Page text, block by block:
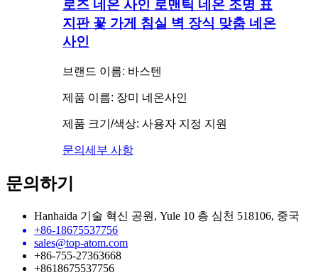
로즈 네온 사인 로맨틱 네온 조명 표
지판 꽃 가게 침실 벽 장식 맞춤 네온
사인
브랜드 이름: 바스텐
제품 이름: 장미 네온사인
제품 크기/색상: 사용자 지정 지원
문의 세부 사항
문의하기
Hanhaida 기술 혁신 공원, Yule 10 층 심천 518106, 중국
+86-18675537756
sales@top-atom.com
+86-755-27363668
+8618675537756